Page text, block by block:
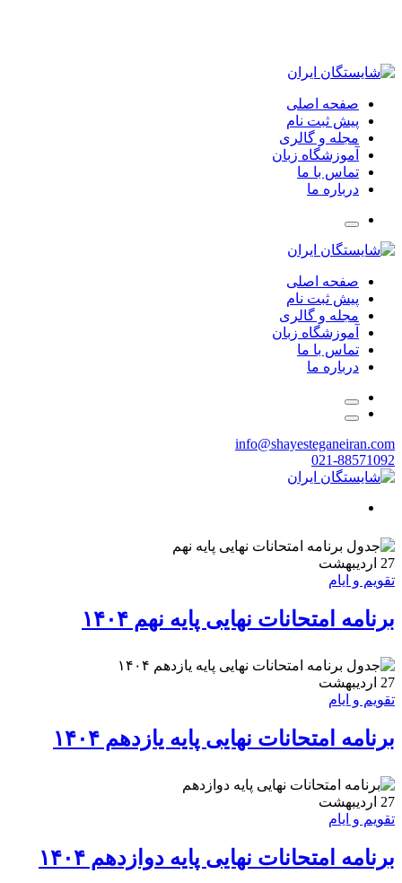
صفحه اصلی
پیش ثبت نام
مجله و گالری
آموزشگاه زبان
تماس با ما
درباره ما
صفحه اصلی
پیش ثبت نام
مجله و گالری
آموزشگاه زبان
تماس با ما
درباره ما
info@shayesteganeiran.com
021-88571092
27 اردیبهشت
تقویم و ایام
برنامه امتحانات نهایی پایه نهم ۱۴۰۴
27 اردیبهشت
تقویم و ایام
برنامه امتحانات نهایی پایه یازدهم ۱۴۰۴
27 اردیبهشت
تقویم و ایام
برنامه امتحانات نهایی پایه دوازدهم ۱۴۰۴